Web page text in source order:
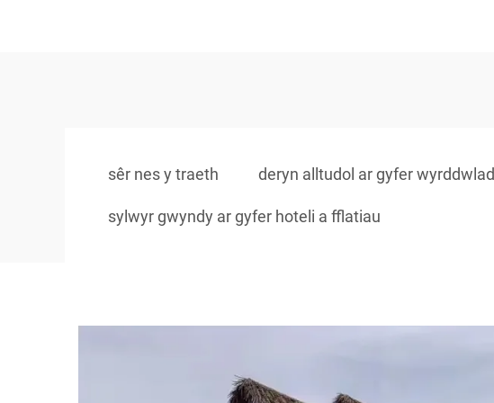
sêr nes y traeth deryn alltudol ar gyfer wyrddwlad
sylwyr gwyndy ar gyfer hoteli a fflatiau